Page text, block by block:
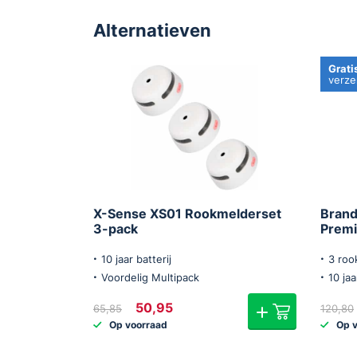
Montage
Aantal in verpakking 4 stuks
Artikelnummer
Alternatieven
X-Sense XS01 Rookmelderset
3-pack
10 jaar batterij
Voordelig Multipack
65,85
Oorspronkelijke
prijs
was:
50,95
Op voorraad
3
10
120,80
Op